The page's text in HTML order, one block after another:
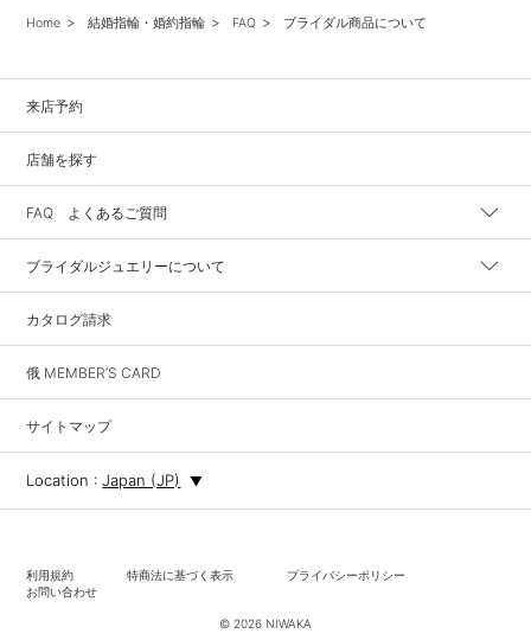
Home 結婚指輪・婚約指輪 FAQ ブライダル商品について
来店予約
店舗を探す
FAQ よくあるご質問
ブライダルジュエリーについて
カタログ請求
俄 MEMBER’S CARD
サイトマップ
Location :Japan (JP)
利用規約 特商法に基づく表示
プライバシーポリシー
お問い合わせ
© 2026 NIWAKA